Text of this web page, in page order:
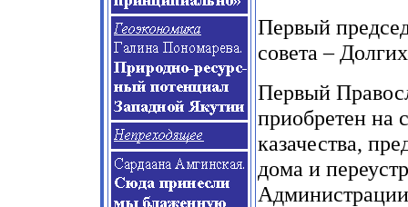
Первый
совета –
Первый
приобретен
казачества,
дома и